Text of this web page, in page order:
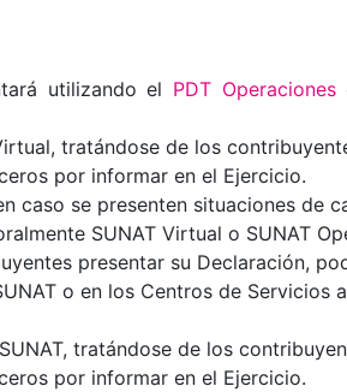
utilizando el PDT
tratándose de los
por informar en el Ejercicio.
caso se presenten situaciones de
SUNAT Virtual o SUNAT
presentar su Declaración,
o en los Centros de Servicios
tratándose de los
por informar en el Ejercicio.